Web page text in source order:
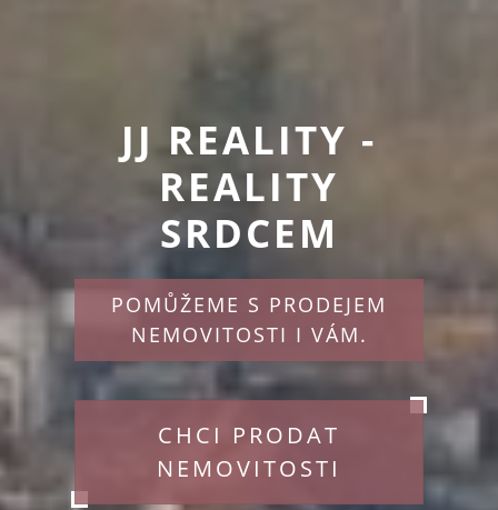
JJ REALITY -
REALITY
SRDCEM
POMŮŽEME S PRODEJEM
NEMOVITOSTI I VÁM.
CHCI PRODAT
NEMOVITOSTI